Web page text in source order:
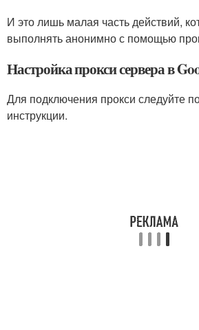
И это лишь малая часть действий,
выполнять анонимно с помощью
Настройка прокси сервера в
Для подключения прокси следуйте
инструкции.